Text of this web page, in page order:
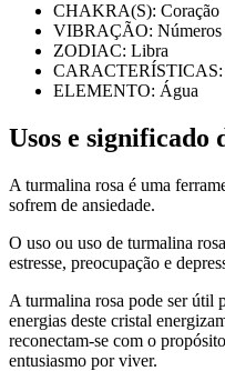
CHAKRA(S): Coração
VIBRAÇÃO: Números
ZODIAC: Libra
CARACTERÍSTICAS:
ELEMENTO: Água
Usos e
A turmalina rosa é uma
sofrem de ansiedade.
O uso ou uso de turmalina
estresse, preocupação e
A turmalina rosa pode ser útil
energias deste cristal
reconectam-se com o
entusiasmo por viver.